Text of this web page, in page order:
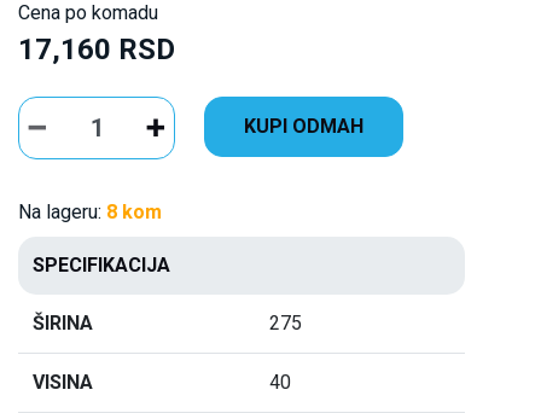
Cena po komadu
17,160 RSD
KUPI ODMAH
Na lageru: 8 kom
SPECIFIKACIJA
ŠIRINA 275
VISINA 40